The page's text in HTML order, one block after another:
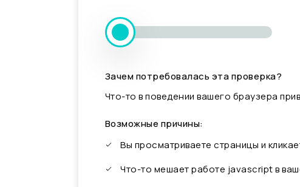
Зачем потребовалась эта проверка?
Что-то в поведении вашего браузера
Возможные причины:
Вы просматриваете страницы и
Что-то мешает работе javascript в